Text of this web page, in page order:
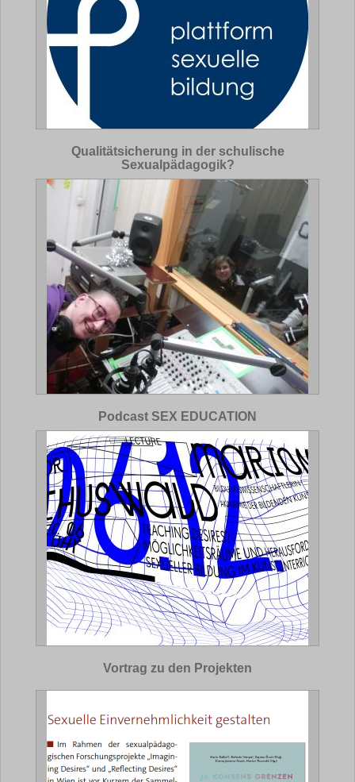
Qualitätsicherung in der schulische
Sexualpädagogik?
Podcast SEX EDUCATION
Vortrag zu den Projekten